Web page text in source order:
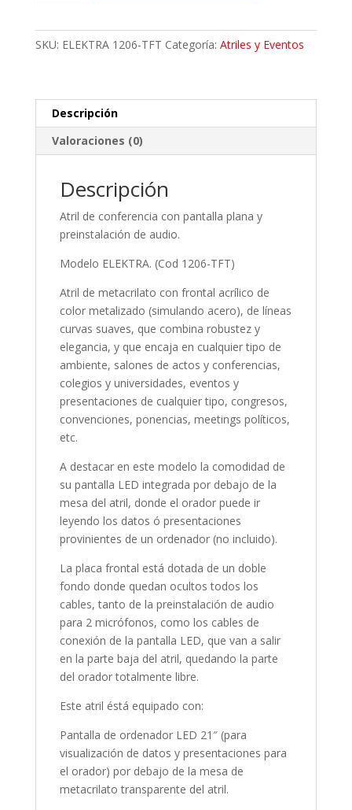
SKU: ELEKTRA 1206-TFT Categoría: Atriles y Eventos
Descripción
Valoraciones (0)
Descripción
Atril de conferencia con pantalla plana y
preinstalación de audio.
Modelo ELEKTRA. (Cod 1206-TFT)
Atril de metacrilato con frontal acrílico de
color metalizado (simulando acero), de líneas
curvas suaves, que combina robustez y
elegancia, y que encaja en cualquier tipo de
ambiente, salones de actos y conferencias,
colegios y universidades, eventos y
presentaciones de cualquier tipo, congresos,
convenciones, ponencias, meetings políticos,
etc.
A destacar en este modelo la comodidad de
su pantalla LED integrada por debajo de la
mesa del atril, donde el orador puede ir
leyendo los datos ó presentaciones
provinientes de un ordenador (no incluido).
La placa frontal está dotada de un doble
fondo donde quedan ocultos todos los
cables, tanto de la preinstalación de audio
para 2 micrófonos, como los cables de
conexión de la pantalla LED, que van a salir
en la parte baja del atril, quedando la parte
del orador totalmente libre.
Este atril éstá equipado con:
Pantalla de ordenador LED 21″ (para
visualización de datos y presentaciones para
el orador) por debajo de la mesa de
metacrilato transparente del atril.